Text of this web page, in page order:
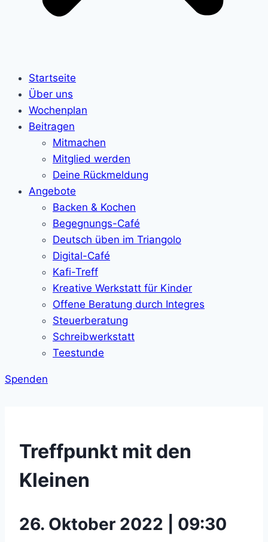
Startseite
Über uns
Wochenplan
Beitragen
Mitmachen
Mitglied werden
Deine Rückmeldung
Angebote
Backen & Kochen
Begegnungs-Café
Deutsch üben im Triangolo
Digital-Café
Kafi-Treff
Kreative Werkstatt für Kinder
Offene Beratung durch Integres
Steuerberatung
Schreibwerkstatt
Teestunde
Spenden
Treffpunkt mit den
Kleinen
26. Oktober 2022 | 09:30